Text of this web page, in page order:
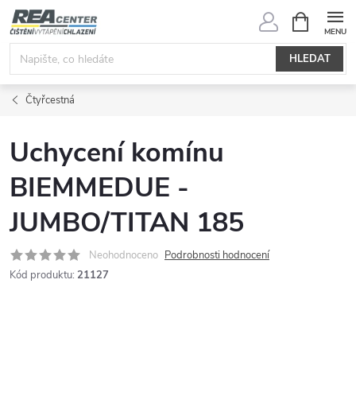
Přejít
na
obsah
HLEDAT
NÁKUPNÍ
KOŠÍK
Čtyřcestná
Uchycení komínu
BIEMMEDUE -
JUMBO/TITAN 185
Neohodnoceno Podrobnosti hodnocení
Kód produktu: 21127